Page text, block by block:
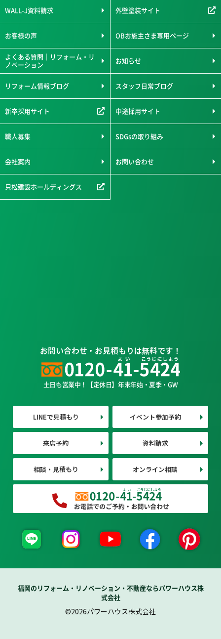
WALL-J資料請求 外壁塗装サイト
お客様の声 OBお施主さま専用ページ
よくある質問｜リフォーム・リ
ノベーション
お知らせ
リフォーム情報ブログ スタッフ日常ブログ
新卒採用サイト 中途採用サイト
職人募集 SDGsの取り組み
会社案内 お問い合わせ
只松建設ホールディングス
お問い合わせ・お見積もりは無料です！
土日も営業中！【定休日】年末年始・夏季・GW
LINEで見積もり イベント参加予約
来店予約 資料請求
相談・見積もり オンライン相談
福岡のリフォーム・リノベーション・不動産ならパワーハウス株
式会社
©2026パワーハウス株式会社